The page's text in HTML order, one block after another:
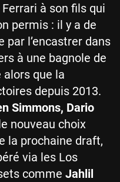
à son fils qui
permis : il y a de
par l’encastrer dans
à une bagnole de
que la
depuis 2013.
Simmons, Dario
nouveau choix
la prochaine draft,
via les Los
comme Jahlil